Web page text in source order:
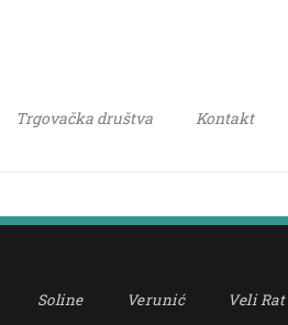
Trgovačka društva Kontakt
Soline Verunić Veli Rat